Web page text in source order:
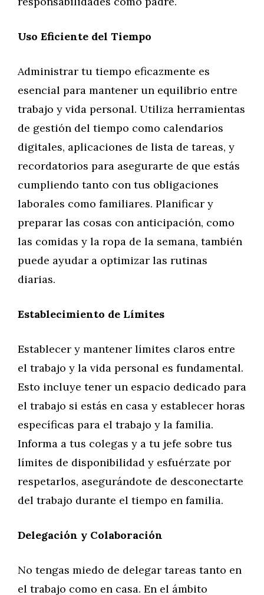
Uso Eficiente del Tiempo
Administrar tu tiempo eficazmente es
esencial para mantener un equilibrio entre
trabajo y vida personal. Utiliza herramientas
de gestión del tiempo como calendarios
digitales, aplicaciones de lista de tareas, y
recordatorios para asegurarte de que estás
cumpliendo tanto con tus obligaciones
laborales como familiares. Planificar y
preparar las cosas con anticipación, como
las comidas y la ropa de la semana, también
puede ayudar a optimizar las rutinas
diarias.
Establecimiento de Límites
Establecer y mantener límites claros entre
el trabajo y la vida personal es fundamental.
Esto incluye tener un espacio dedicado para
el trabajo si estás en casa y establecer horas
específicas para el trabajo y la familia.
Informa a tus colegas y a tu jefe sobre tus
límites de disponibilidad y esfuérzate por
respetarlos, asegurándote de desconectarte
del trabajo durante el tiempo en familia.
Delegación y Colaboración
No tengas miedo de delegar tareas tanto en
el trabajo como en casa. En el ámbito